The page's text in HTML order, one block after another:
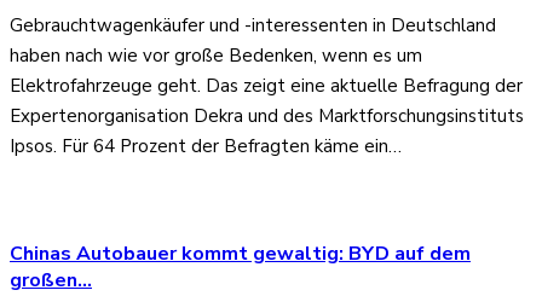
Gebrauchtwagenkäufer und -interessenten in Deutschland
haben nach wie vor große Bedenken, wenn es um
Elektrofahrzeuge geht. Das zeigt eine aktuelle Befragung der
Expertenorganisation Dekra und des Marktforschungsinstituts
Ipsos. Für 64 Prozent der Befragten käme ein…
Chinas Autobauer kommt gewaltig: BYD auf dem
großen…